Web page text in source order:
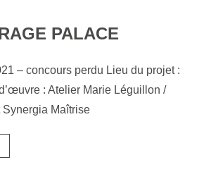
PALACE
– concours perdu Lieu du projet :
: Atelier Marie Léguillon /
Synergia Maîtrise